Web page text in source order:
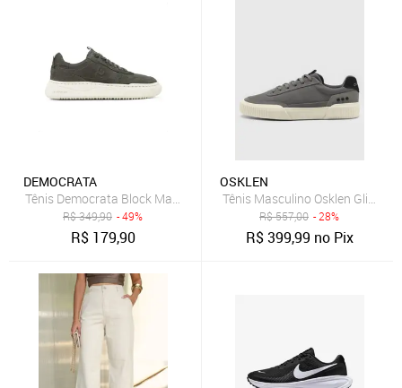
DEMOCRATA
Tênis Democrata Block Masculino Verde
R$349,90 - 49%
R$ 179,90
OSKLEN
Tênis Masculino Osklen Glide
R$557,00 - 28%
R$399,99 no Pix